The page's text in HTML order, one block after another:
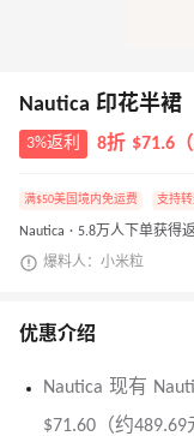
Nautica 印花半裙
3%返利 8折 $71.6
满$50美国境内免运费 支持
Nautica · 5.8万人下单获得
爆料人：小米粒
优惠介绍
Nautica 现有
$71.60（约489.69